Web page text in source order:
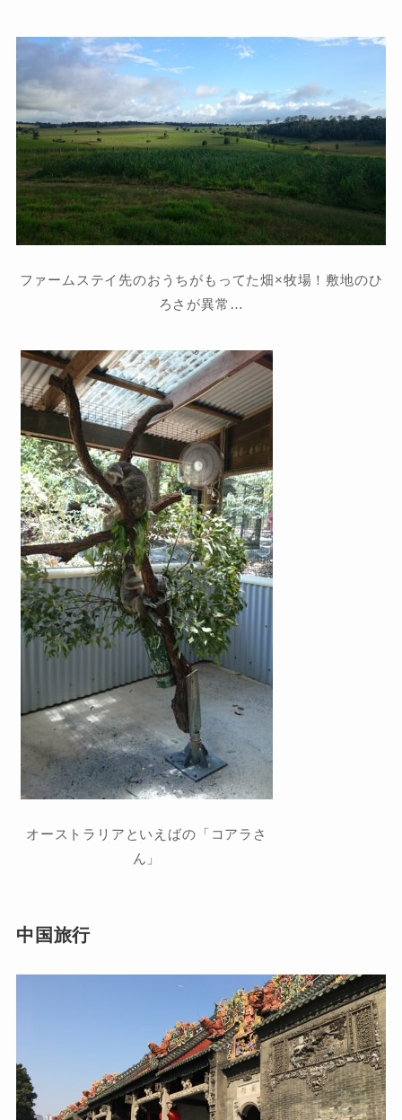
ファームステイ先のおうちがもってた畑×牧場！敷地のひ
ろさが異常…
オーストラリアといえばの「コアラさ
ん」
中国旅行